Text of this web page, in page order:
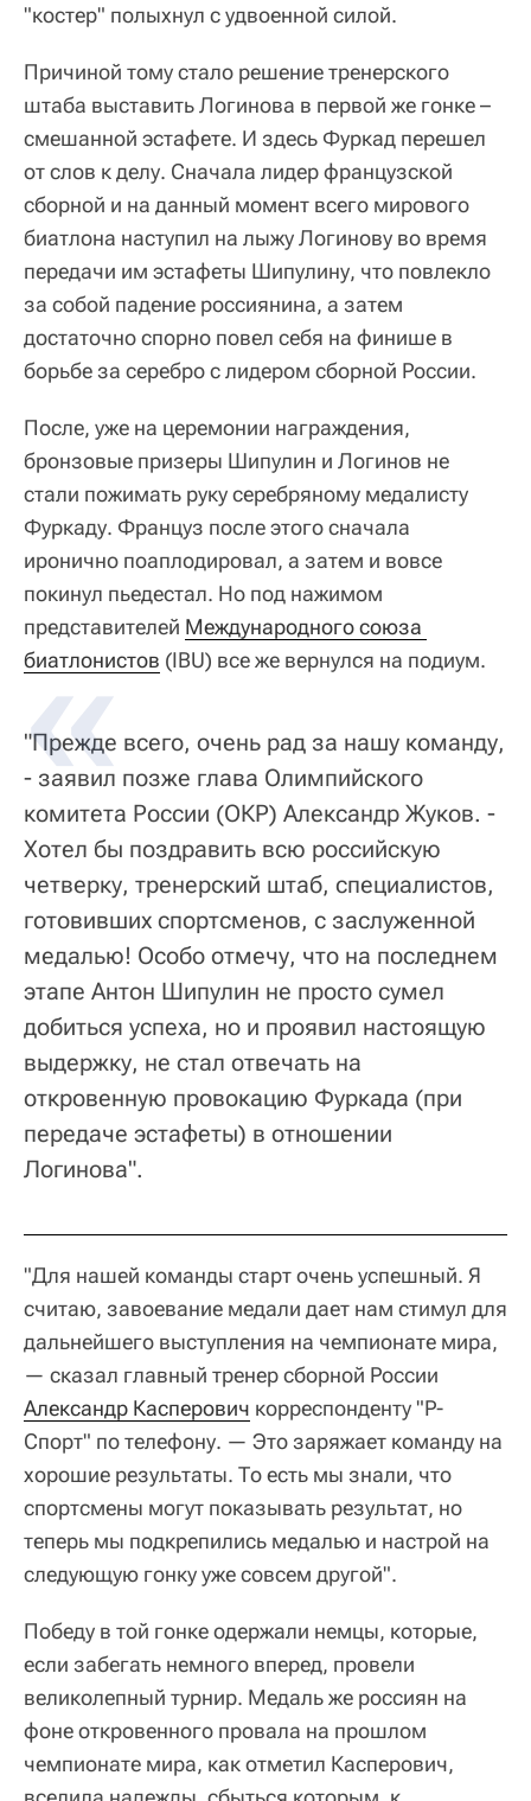
"костер" полыхнул с удвоенной силой.
Причиной тому стало решение тренерского
штаба выставить Логинова в первой же гонке –
смешанной эстафете. И здесь Фуркад перешел
от слов к делу. Сначала лидер французской
сборной и на данный момент всего мирового
биатлона наступил на лыжу Логинову во время
передачи им эстафеты Шипулину, что повлекло
за собой падение россиянина, а затем
достаточно спорно повел себя на финише в
борьбе за серебро с лидером сборной России.
После, уже на церемонии награждения,
бронзовые призеры Шипулин и Логинов не
стали пожимать руку серебряному медалисту
Фуркаду. Француз после этого сначала
иронично поаплодировал, а затем и вовсе
покинул пьедестал. Но под нажимом
представителей Международного союза
биатлонистов (IBU) все же вернулся на подиум.
"Прежде всего, очень рад за нашу команду,
- заявил позже глава Олимпийского
комитета России (ОКР) Александр Жуков. -
Хотел бы поздравить всю российскую
четверку, тренерский штаб, специалистов,
готовивших спортсменов, с заслуженной
медалью! Особо отмечу, что на последнем
этапе Антон Шипулин не просто сумел
добиться успеха, но и проявил настоящую
выдержку, не стал отвечать на
откровенную провокацию Фуркада (при
передаче эстафеты) в отношении
Логинова".
"Для нашей команды старт очень успешный. Я
считаю, завоевание медали дает нам стимул для
дальнейшего выступления на чемпионате мира,
— сказал главный тренер сборной России
Александр Касперович корреспонденту "Р-
Спорт" по телефону. — Это заряжает команду на
хорошие результаты. То есть мы знали, что
спортсмены могут показывать результат, но
теперь мы подкрепились медалью и настрой на
следующую гонку уже совсем другой".
Победу в той гонке одержали немцы, которые,
если забегать немного вперед, провели
великолепный турнир. Медаль же россиян на
фоне откровенного провала на прошлом
чемпионате мира, как отметил Касперович,